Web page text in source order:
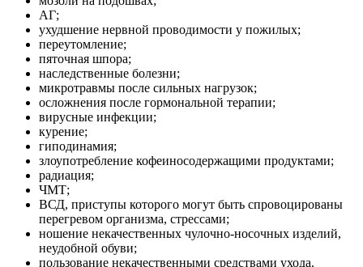
АГ;
ухудшение нервной проводимости у пожилых;
переутомление;
пяточная шпора;
наследственные болезни;
микротравмы после сильных нагрузок;
осложнения после гормональной терапии;
вирусные инфекции;
курение;
гиподинамия;
злоупотребление кофеиносодержащими продуктами;
радиация;
ЧМТ;
ВСД, приступы которого могут быть спровоцированы
перегревом организма, стрессами;
ношение некачественных чулочно-носочных изделий,
неудобной обуви;
пользование некачественными средствами ухода.